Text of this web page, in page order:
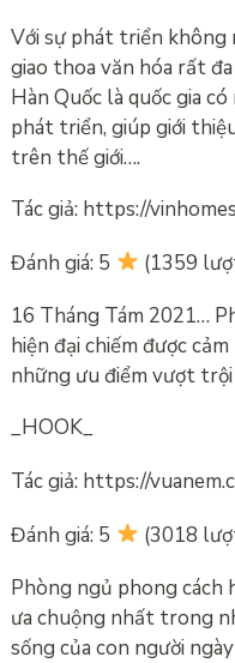
Với sự phát triển không
giao thoa văn hóa rất
Hàn Quốc là quốc gia
phát triển, giúp giới
trên thế giới….
Tác giả: https://
Đánh giá: 5
(1359
16 Tháng Tám 2021…
hiện đại chiếm được
những ưu điểm vượt
_HOOK_
Tác giả: https://
Đánh giá: 5
(3018
Phòng ngủ phong cách
ưa chuộng nhất trong
sống của con người